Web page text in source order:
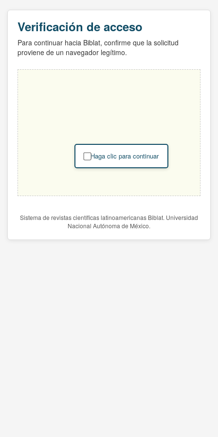
Verificación de acceso
Para continuar hacia Biblat, confirme que la solicitud
proviene de un navegador legítimo.
Haga clic para continuar
Sistema de revistas científicas latinoamericanas Biblat. Universidad
Nacional Autónoma de México.